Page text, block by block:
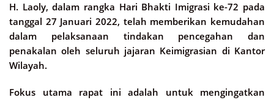
H. Laoly, dalam rangka Hari Bhakti Imigrasi ke-72 pada
tanggal 27 Januari 2022, telah memberikan kemudahan
dalam pelaksanaan tindakan pencegahan dan
penakalan oleh seluruh jajaran Keimigrasian di Kantor
Wilayah.
Fokus utama rapat ini adalah untuk mengingatkan